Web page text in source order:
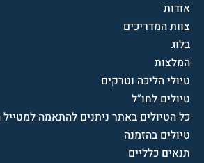
אודות
צוות המדריכים
בלוג
המלצות
טיולי הליכה וטרקים
טיולים לחו”ל
כל הטיולים באתר ניתנים להתאמה למטייל
טיולים בהזמנה
תנאים כלליים